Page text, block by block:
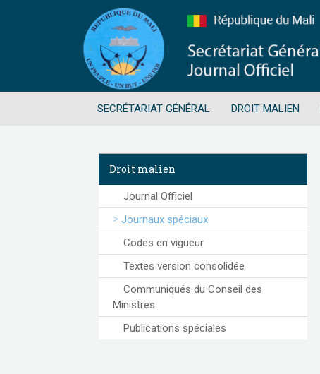
SECRÉTARIAT GÉNÉRAL DROIT MALIEN
Droit malien
Journal Officiel
Journaux spéciaux
Codes en vigueur
Textes version consolidée
Communiqués du Conseil des
Ministres
Publications spéciales